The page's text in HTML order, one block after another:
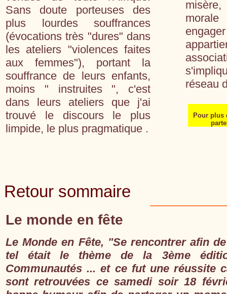
Sans doute porteuses des
plus lourdes souffrances
(évocations très "dures" dans
les ateliers "violences faites
aux femmes"), portant la
souffrance de leurs enfants,
moins " instruites ", c'est
dans leurs ateliers que j'ai
trouvé le discours le plus
limpide, le plus pragmatique .
réseau
Pour plus
Retour sommaire
Le monde en fête
Le Monde en Fête, "Se rencontrer afin
tel était le thème de la 3ème
Communautés ... et ce fut une réussite
sont retrouvées ce samedi soir 18